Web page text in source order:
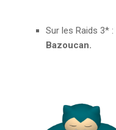
Sur les Raids 3* :
Bazoucan.